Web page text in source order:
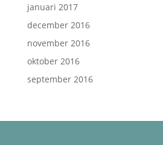
januari 2017
december 2016
november 2016
oktober 2016
september 2016